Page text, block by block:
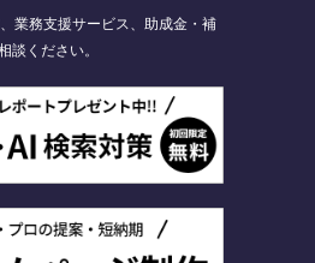
業務支援サービス、助成金・補
談ください。